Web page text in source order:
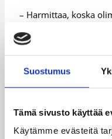
Suostumus
Tämä sivusto käyttää
Käytämme evästeitä
– Harmittaa, koska
pelasimme omalla
halusimme. Parista
Maxhuni on nyt
yhteensä 87 ottelua
vuotiaat miehet ja –
Susijengi.